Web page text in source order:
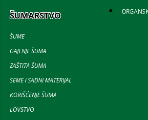
ŠUMARSTVO
ŠUME
GAJENJE ŠUMA
ZAŠTITA ŠUMA
SEME I SADNI MATERIJAL
KORIŠĆENJE ŠUMA
LOVSTVO